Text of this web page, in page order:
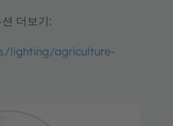
더보기:
lighting/agriculture-